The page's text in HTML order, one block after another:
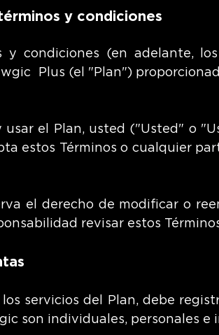
y condiciones
y condiciones (en adelante,
Plus (el "Plan")
usar el Plan, usted ("Usted" o
estos Términos o cualquier
el derecho de modificar o
revisar estos
los servicios del Plan, debe
son individuales, personales e